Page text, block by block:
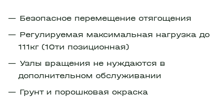
Безопасное перемещение отягощения
Регулируемая максимальная нагрузка до
111кг (10ти позиционная)
Узлы вращения не нуждаются в
дополнительном обслуживании
Грунт и порошковая окраска